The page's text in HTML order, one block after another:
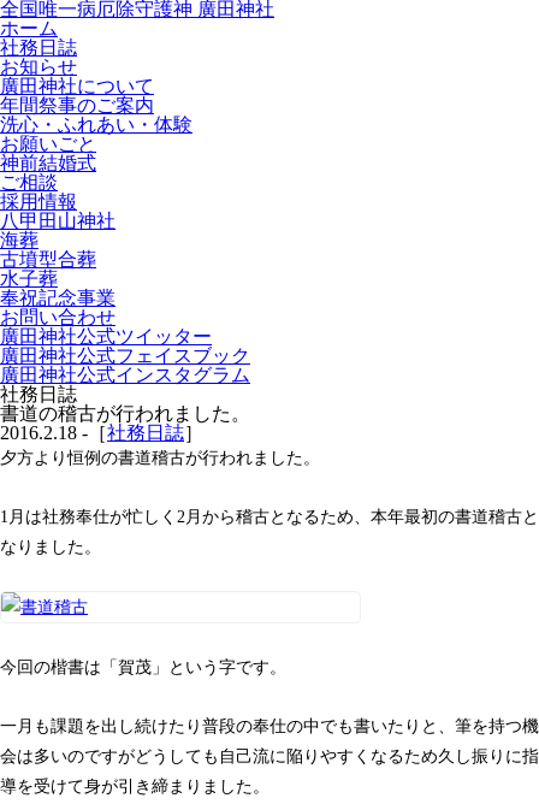
全国唯一病厄除守護神 廣田神社
ホーム
社務日誌
お知らせ
廣田神社について
年間祭事のご案内
洗心・ふれあい・体験
お願いごと
神前結婚式
ご相談
採用情報
八甲田山神社
海葬
古墳型合葬
水子葬
奉祝記念事業
お問い合わせ
廣田神社公式ツイッター
廣田神社公式フェイスブック
廣田神社公式インスタグラム
社務日誌
書道の稽古が行われました。
2016.2.18 -［社務日誌］
夕方より恒例の書道稽古が行われました。
1月は社務奉仕が忙しく2月から稽古となるため、本年最初の書道稽古と
なりました。
今回の楷書は「賀茂」という字です。
一月も課題を出し続けたり普段の奉仕の中でも書いたりと、筆を持つ機
会は多いのですがどうしても自己流に陥りやすくなるため久し振りに指
導を受けて身が引き締まりました。